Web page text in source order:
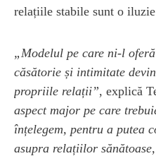
relațiile stabile sunt o
„Modelul pe care ni-l
căsătorie și intimitate
propriile relații”, explică
aspect major pe care
înțelegem, pentru a putea
asupra relațiilor